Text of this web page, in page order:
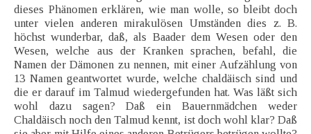
dieses Phänomen erklären, wie man wolle, so bleibt doch
unter vielen anderen mirakulösen Umständen dies z. B.
höchst wunderbar, daß, als Baader dem Wesen oder den
Wesen, welche aus der Kranken sprachen, befahl, die
Namen der Dämonen zu nennen, mit einer Aufzählung von
13 Namen geantwortet wurde, welche chaldäisch sind und
die er darauf im Talmud wiedergefunden hat. Was läßt sich
wohl dazu sagen? Daß ein Bauernmädchen weder
Chaldäisch noch den Talmud kennt, ist doch wohl klar? Daß